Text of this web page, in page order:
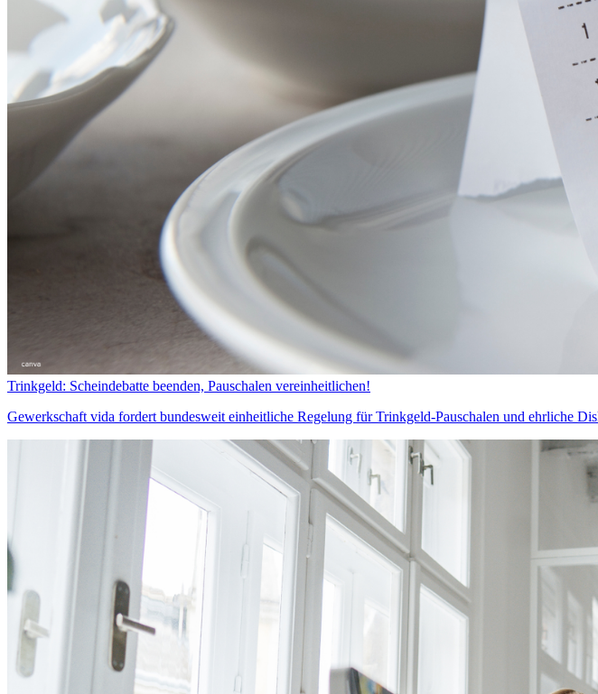
Trinkgeld: Scheindebatte beenden, Pauschalen vereinheitlichen!
Gewerkschaft vida fordert bundesweit einheitliche Regelung für Trinkgeld-Pauschalen und ehrliche